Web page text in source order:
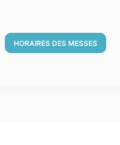
HORAIRES DES MESSES